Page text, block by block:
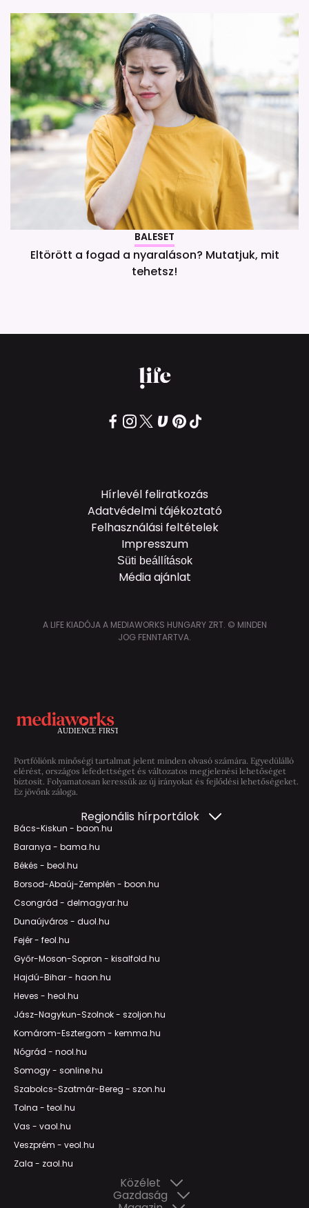
BALESET
Eltörött a fogad a nyaraláson? Mutatjuk, mit
tehetsz!
Hírlevél feliratkozás
Adatvédelmi tájékoztató
Felhasználási feltételek
Impresszum
Süti beállítások
Média ajánlat
A LIFE KIADÓJA A MEDIAWORKS HUNGARY ZRT. © MINDEN
JOG FENNTARTVA.
Portfóliónk minőségi tartalmat jelent minden olvasó számára. Egyedülálló
elérést, országos lefedettséget és változatos megjelenési lehetőséget
biztosít. Folyamatosan keressük az új irányokat és fejlődési lehetőségeket.
Ez jövőnk záloga.
Regionális hírportálok
Bács-Kiskun - baon.hu
Baranya - bama.hu
Békés - beol.hu
Borsod-Abaúj-Zemplén - boon.hu
Csongrád - delmagyar.hu
Dunaújváros - duol.hu
Fejér - feol.hu
Győr-Moson-Sopron - kisalfold.hu
Hajdú-Bihar - haon.hu
Heves - heol.hu
Jász-Nagykun-Szolnok - szoljon.hu
Komárom-Esztergom - kemma.hu
Nógrád - nool.hu
Somogy - sonline.hu
Szabolcs-Szatmár-Bereg - szon.hu
Tolna - teol.hu
Vas - vaol.hu
Veszprém - veol.hu
Zala - zaol.hu
Közélet
Gazdaság